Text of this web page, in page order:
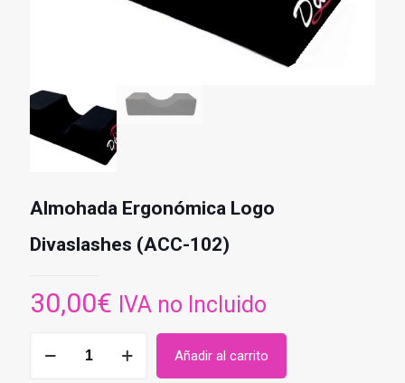
Almohada Ergonómica Logo
Divaslashes (ACC-102)
30,00€ IVA no Incluido
Ergonómica
Añadir al carrito